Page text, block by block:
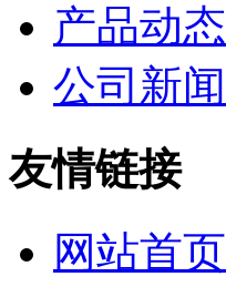
产品动态
公司新闻
友情链接
网站首页